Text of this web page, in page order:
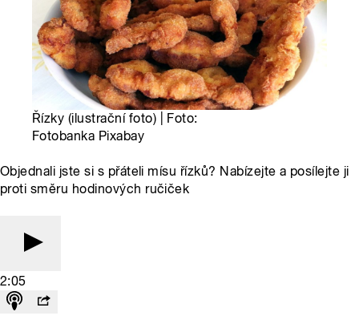
Řízky (ilustrační foto) | Foto:
Fotobanka Pixabay
Objednali jste si s přáteli mísu řízků? Nabízejte a posílejte ji
proti směru hodinových ručiček
2:05